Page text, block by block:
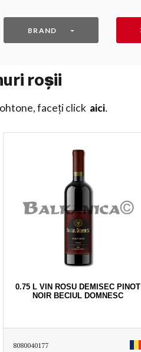
BRAND
roșii
faceți click aici․
0.75 L VIN ROSU DEMISEC PINOT
NOIR BECIUL DOMNESC
8080040177